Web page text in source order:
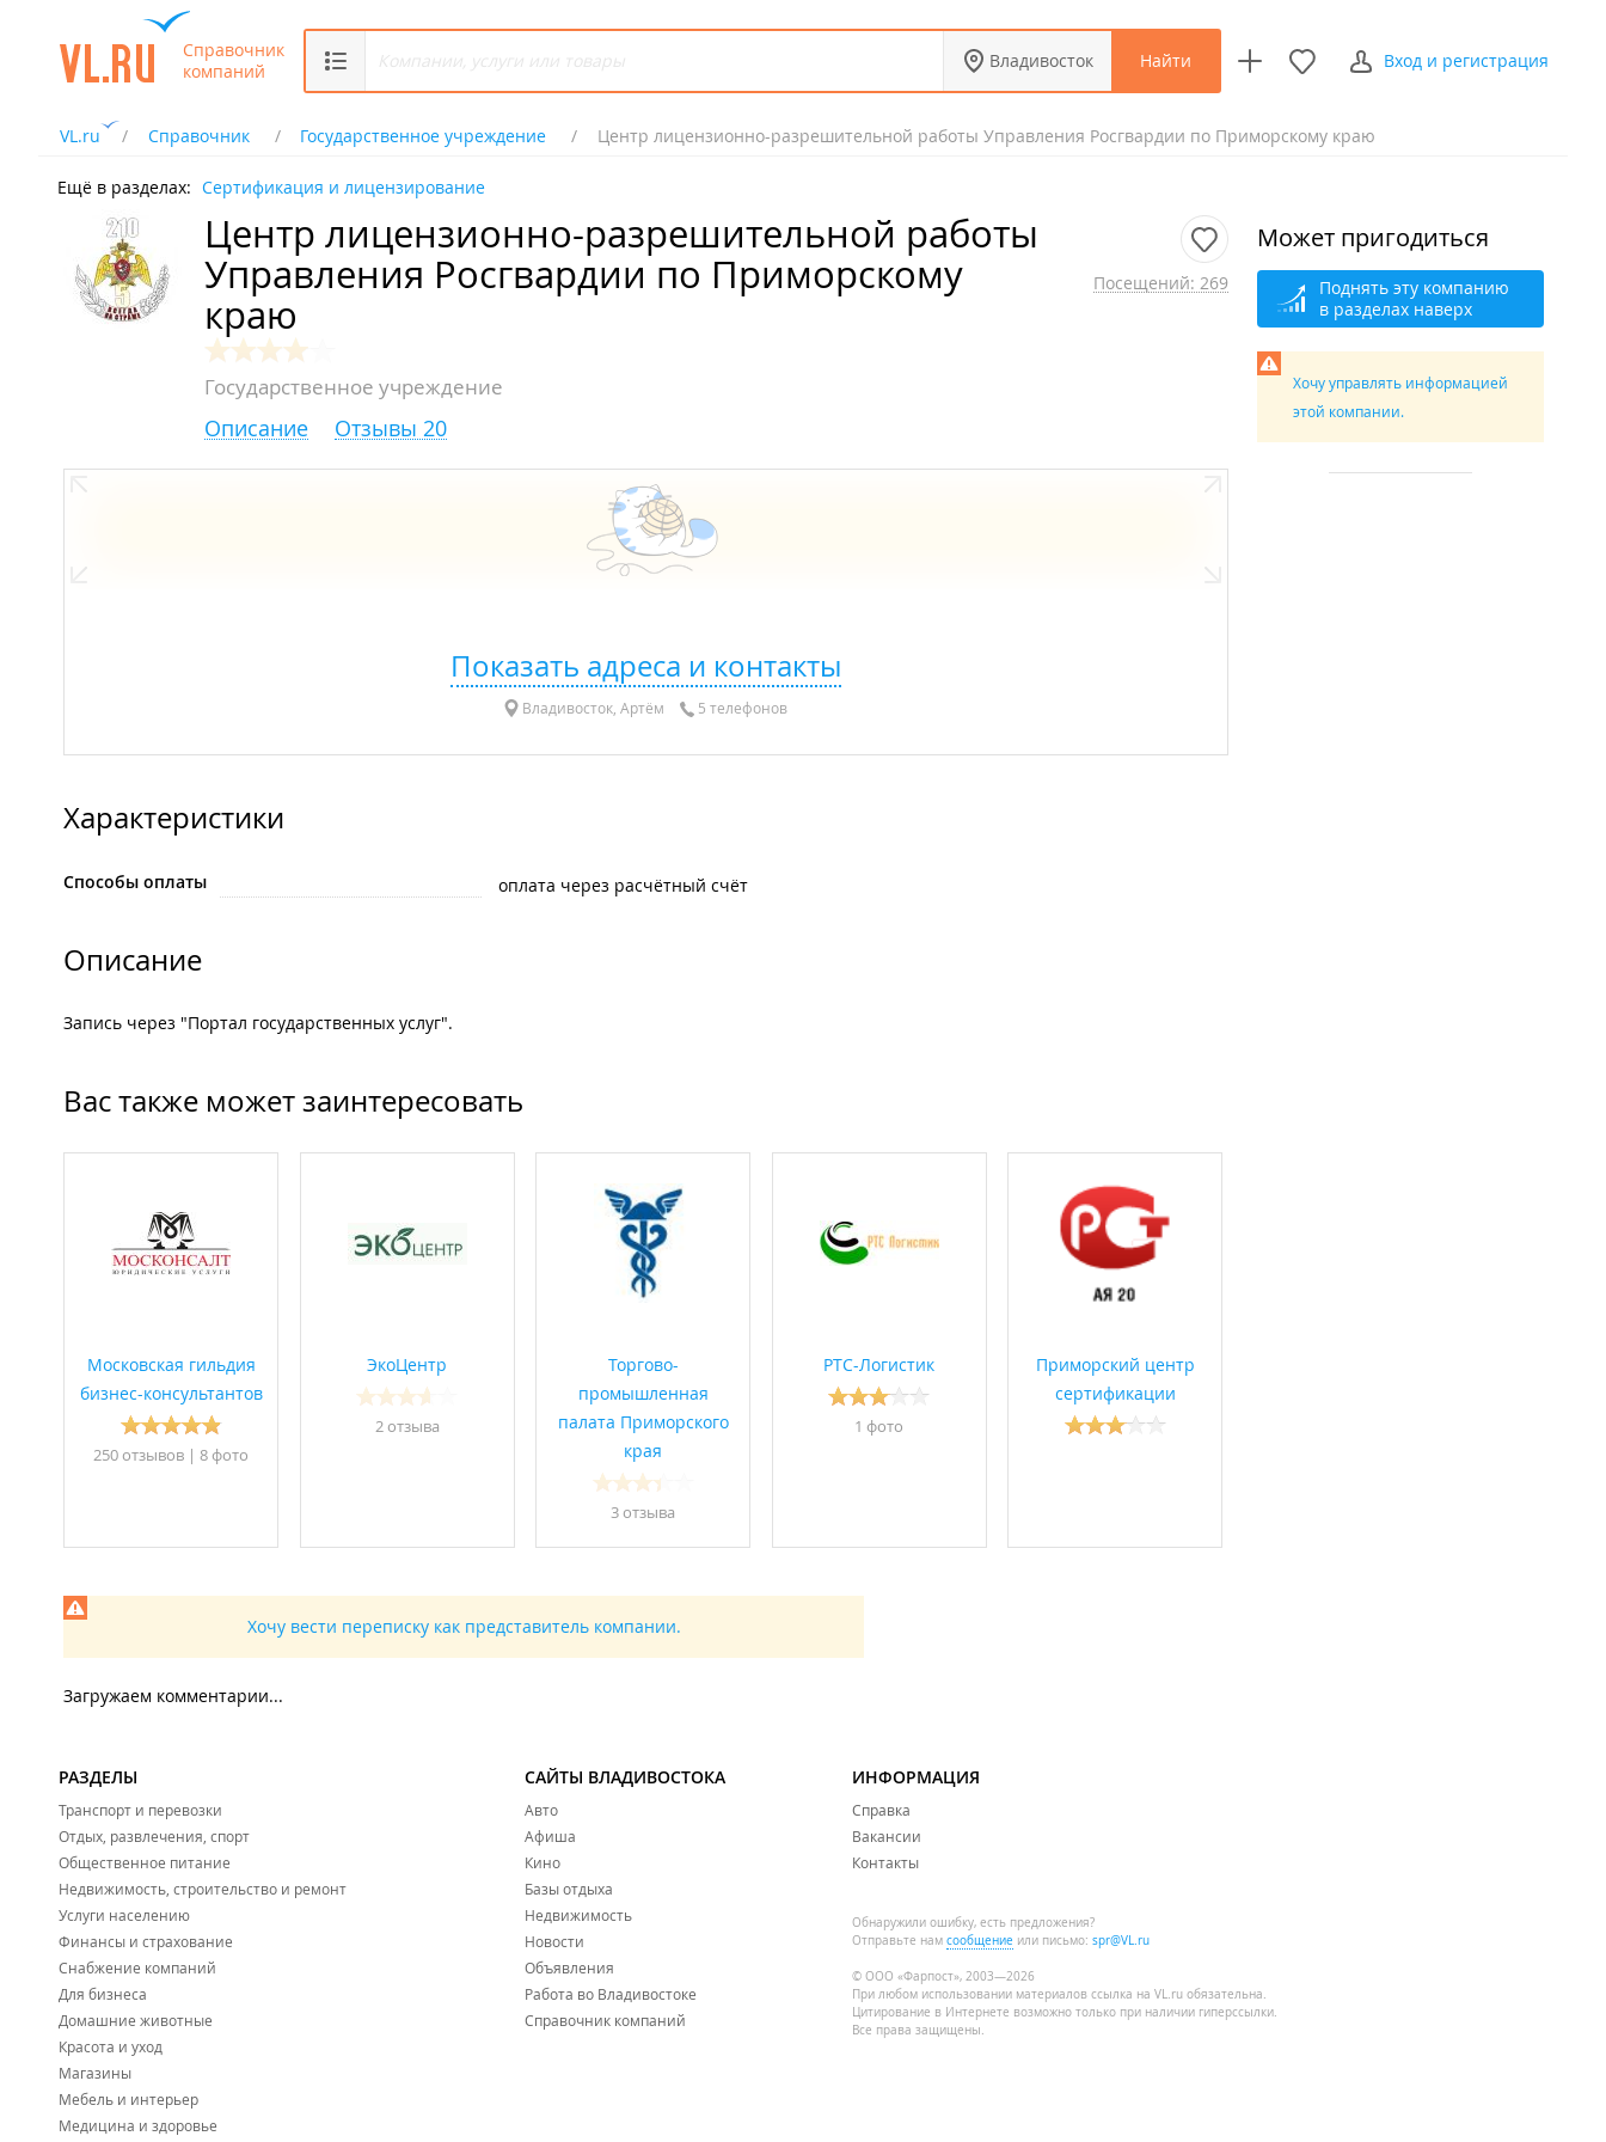
Справочник
компаний
Владивосток Найти Вход и регистрация
VL.ru Справочник Государственное учреждение Центр лицензионно-разрешительной работы Управления Росгвардии по Приморскому краю
Ещё в разделах: Сертификация и лицензирование
Центр лицензионно-разрешительной работы
Управления Росгвардии по Приморскому
краю
Государственное учреждение
Посещений: 269
Описание Отзывы 20
Показать адреса и контакты
Владивосток, Артём 5 телефонов
Характеристики
Способы оплаты оплата через расчётный счёт
Описание
Запись через "Портал государственных услуг".
Вас также может заинтересовать
Московская гильдия
бизнес-консультантов
250 отзывов | 8 фото
ЭкоЦентр
2 отзывa
Торгово-
промышленная
палата Приморского
края
3 отзывa
РТС-Логистик
1 фото
Приморский центр
сертификации
Хочу вести переписку как представитель компании.
Загружаем комментарии...
Может пригодиться
Поднять эту компанию
в разделах наверх
Хочу управлять информацией
этой компании.
РАЗДЕЛЫ
Транспорт и перевозки
Отдых, развлечения, спорт
Общественное питание
Недвижимость, строительство и ремонт
Услуги населению
Финансы и страхование
Снабжение компаний
Для бизнеса
Домашние животные
Красота и уход
Магазины
Мебель и интерьер
Медицина и здоровье
САЙТЫ ВЛАДИВОСТОКА
Авто
Афиша
Кино
Базы отдыха
Недвижимость
Новости
Объявления
Работа во Владивостоке
Справочник компаний
ИНФОРМАЦИЯ
Справка
Вакансии
Контакты
Обнаружили ошибку, есть предложения?
Отправьте нам сообщение или письмо: spr@VL.ru
© ООО «Фарпост», 2003—2026
При любом использовании материалов ссылка на VL.ru обязательна.
Цитирование в Интернете возможно только при наличии гиперссылки.
Все права защищены.